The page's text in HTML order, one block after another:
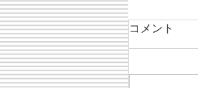
コメント